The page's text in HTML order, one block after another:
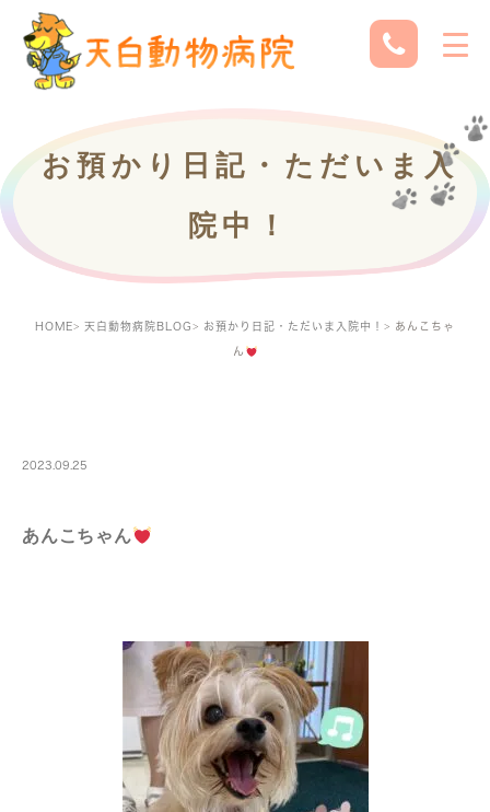
お預かり日記・ただいま入
院中！
HOME 天白動物病院BLOG お預かり日記・ただいま入院中！ あんこちゃ
ん
2023.09.25
あんこちゃん